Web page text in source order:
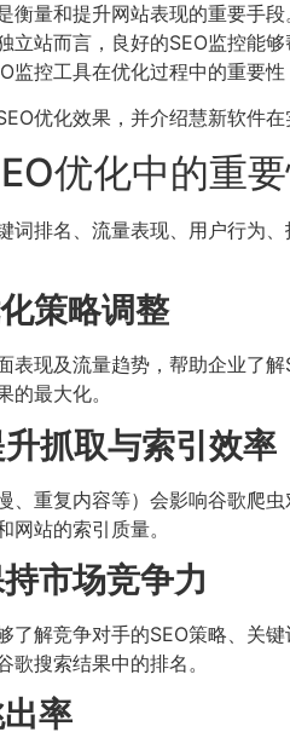
衡量和提升网站表现的重要手
立站而言，良好的SEO监控能
监控工具在优化过程中的重要
优化效果，并介绍慧新软件
优化中的重
词排名、流量表现、用户行为
策略调整
表现及流量趋势，帮助企业了
最大化。
抓取与索引效率
、重复内容等）会影响谷歌爬
站的索引质量。
市场竞争力
解竞争对手的SEO策略、关
搜索结果中的排名。
率